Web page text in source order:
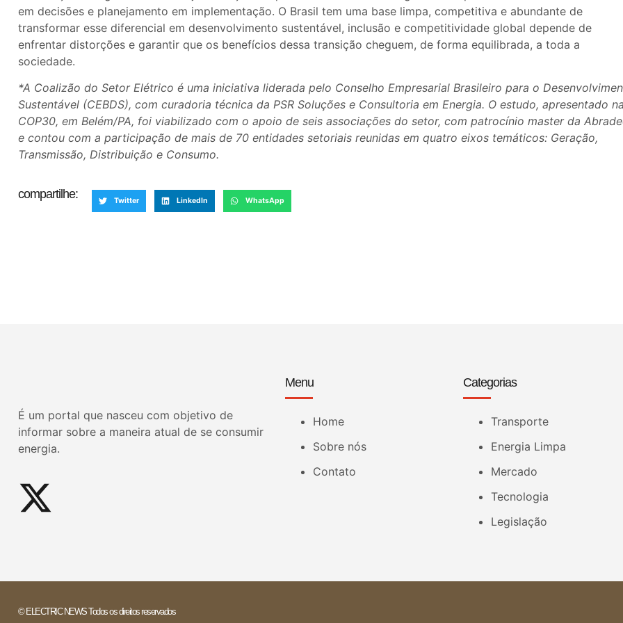
em decisões e planejamento em implementação. O Brasil tem uma base limpa, competitiva e abundante de
transformar esse diferencial em desenvolvimento sustentável, inclusão e competitividade global depende de
enfrentar distorções e garantir que os benefícios dessa transição cheguem, de forma equilibrada, a toda a
sociedade.
*A Coalizão do Setor Elétrico é uma iniciativa liderada pelo Conselho Empresarial Brasileiro para o
Sustentável (CEBDS), com curadoria técnica da PSR Soluções e Consultoria em Energia. O estudo, apresentado na
COP30, em Belém/PA, foi viabilizado com o apoio de seis associações do setor, com patrocínio master da
e contou com a participação de mais de 70 entidades setoriais reunidas em quatro eixos temáticos: Geração,
Transmissão, Distribuição e Consumo.
compartilhe: Twitter LinkedIn WhatsApp
É um portal que nasceu com objetivo de
informar sobre a maneira atual de se consumir
energia.
Menu
Home
Sobre nós
Contato
Categorias
Transporte
Energia Limpa
Mercado
Tecnologia
Legislação
© ELECTRIC NEWS Todos os direitos reservados